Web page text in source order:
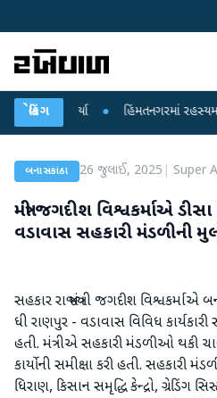
બ્રેકિંગ
કર્યા હિંમતનગરમાં રહસ્યમય વાયરસ
બનાસકાંઠા 26 જુલાઈ, 2025 Super
મંત્રી જગદીશ વિશ્વકર્માએ
વડાવાસ સહકારી મંડળીની
સહકાર રાજ્ય મંત્રી જગદીશ વિશ્વકર્માએ
ધી રાણપુર - વડાવાસ વિવિધ
હતી. મંત્રીએ સહકારી મંડળીઓ થકી
કાર્યોની સમીક્ષા કરી હતી. સહકારી
ધિરાણ, કિસાન સમૃદ્ધિ કેન્દ્રો,